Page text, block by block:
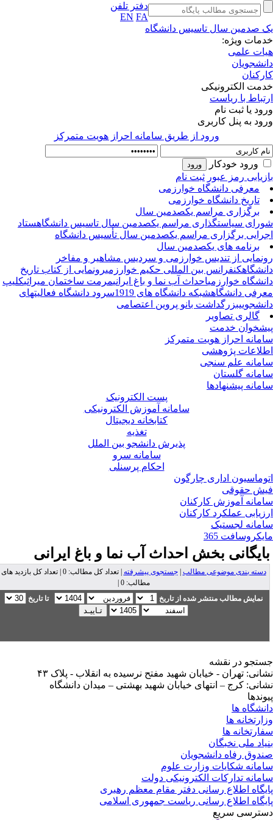
دفتر تلفن
EN FA
صدمین سال تاسیس دانشگاه
ویژه:
علمی
الکترونیکی
با ریاست
یا ثبت نام
به پنل کاربری
ورود از طريق سامانه احراز هويت متمركز
ورود خودکار
رمز عبور ثبت نام
معرفی دانشگاه خوارزمی
تاریخ دانشگاه خوارزمی
برگزاری مراسم یکصدمین سال
سیاستگذاری مراسم یکصدمین سال تاسیس دانشگاهستاد
برگزاری مراسم یکصدمین سال تأسیس دانشگاه
برنامه های یکصدمین سال
از تندیس خوارزمی و سردیس مشاهیر و مفاخر
کنفرانس بین المللی حکیم خوارزمیرونمایی از کتاب تاریخ
خوارزمیاحداث آب نما و باغ ایرانی مرمت ساختمان میراثی کلیپ
دانشگاهشبکه دانشگاه های 1919 سرود دانشگاهفعالیتهای
بزرگداشت بانو پروین اعتصامی
گالری تصاویر
خدمت
احراز هویت متمرکز
پژوهشی
علم سنجی
گلستان
پیشنهادها
پست الکترونیک
سامانه آموزش الکترونیکی
کتابخانه دیجیتال
تغذیه
پذیرش دانشجو بین الملل
سامانه سرو
احکام پرسنلی
اداری چارگون
حقوقی
آموزش کارکنان
عملکرد کارکنان
لجستیک
365
بخشاحداث آب نما و باغ ایرانی
دسته بندی موضوعی مطالب|جستجوی پیشرفته
| تعداد کل مطالب: 0 | تعداد کل بازدید های
مطالب: 0 |
نمایش مطالب منتشر شده از تاریخ
تا تاریخ
در نقشه
تهران - خیابان شهید مفتح نرسیده به انقلاب - پلاک ۴۳
کرج – انتهای خیابان شهید بهشتی – میدان دانشگاه
ها
ها
ها
ملی نخبگان
رفاه دانشجویان
شکایات وزارت علوم
تدارکات الکترونیکی دولت
اطلاع رسانی دفتر مقام معظم رهبری
اطلاع رسانی ریاست جمهوری اسلامی
سریع